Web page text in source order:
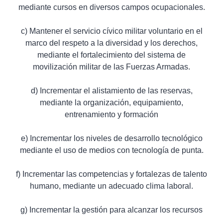
mediante cursos en diversos campos ocupacionales.
c) Mantener el servicio cívico militar voluntario en el
marco del respeto a la diversidad y los derechos,
mediante el fortalecimiento del sistema de
movilización militar de las Fuerzas Armadas.
d) Incrementar el alistamiento de las reservas,
mediante la organización, equipamiento,
entrenamiento y formación
e) Incrementar los niveles de desarrollo tecnológico
mediante el uso de medios con tecnología de punta.
f) Incrementar las competencias y fortalezas de talento
humano, mediante un adecuado clima laboral.
g) Incrementar la gestión para alcanzar los recursos